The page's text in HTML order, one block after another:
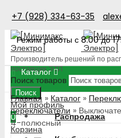
+7 (928) 334-63-35
Режим работы с 8.00 до
Производитель решений по
поставщик ЭТП
Поиск товаров
Поиск
Мой профиль
0
Корзина
Каталог
Распродажа
Главная » Каталог »
переключатели »
4-полюсный